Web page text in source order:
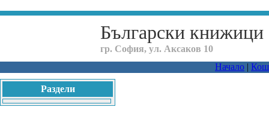
Български книжици
гр. София, ул. Аксаков 10
Начало |
Раздели